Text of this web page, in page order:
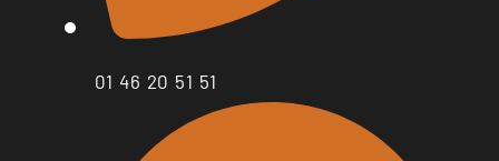
01 46 20 51 51